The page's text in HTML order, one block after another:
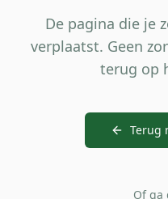
De pagina die je
verplaatst. Geen
terug op
Terug
Of ga